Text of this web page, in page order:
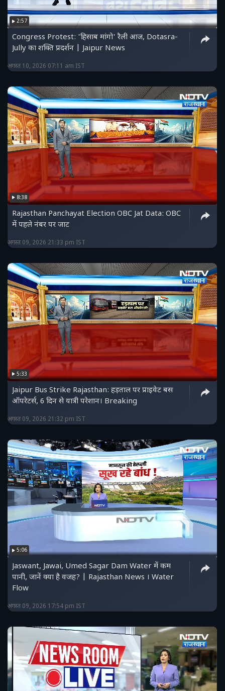
2:57
Congress Protest: 'हिसाब मांगो' रैली आज, Dotasra-
Jully का शक्ति प्रदर्शन | Jaipur News
अगस्त 10, 2026 07:11 am IST
8:38
Rajasthan Panchayat Election OBC Jat Data: OBC
में पहले नंबर पर जाट
अगस्त 09, 2026 21:33 pm IST
5:33
Jaipur Bus Strike Rajasthan: हड़ताल पर प्राइवेट बस
ऑपरेटर्स, 6 दिन से यात्री परेशान। Breaking
अगस्त 09, 2026 21:32 pm IST
5:06
Jaswant, Jawai, Umed Sagar Dam Water में कम
पानी, जानें क्या है वजह? | Rajasthan News । Water
Flow
अगस्त 09, 2026 17:54 pm IST